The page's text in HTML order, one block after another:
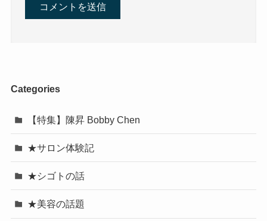
Categories
【特集】陳昇 Bobby Chen
★サロン体験記
★シゴトの話
★美容の話題